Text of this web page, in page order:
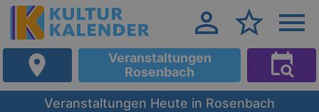
Veranstaltungen
Rosenbach
Veranstaltungen Heute in Rosenbach